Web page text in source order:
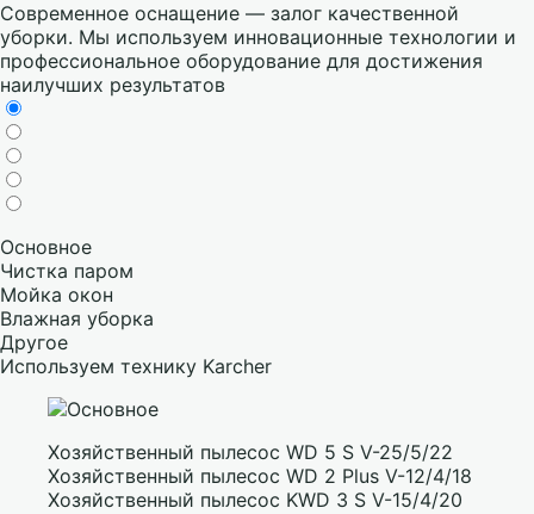
Современное оснащение — залог качественной
уборки. Мы используем инновационные технологии и
профессиональное оборудование для достижения
наилучших результатов
Основное
Чистка паром
Мойка окон
Влажная уборка
Другое
Используем технику Karcher
Хозяйственный пылесос WD 5 S V-25/5/22
Хозяйственный пылесос WD 2 Plus V-12/4/18
Хозяйственный пылесос KWD 3 S V-15/4/20